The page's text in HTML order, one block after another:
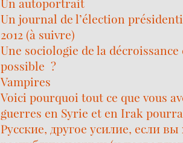
Un journal de l’élection
2012 (à suivre)
Une sociologie de la
possible ?
Vampires
Voici pourquoi tout ce que vous
guerres en Syrie et en Irak
Русские, другое усилие, если